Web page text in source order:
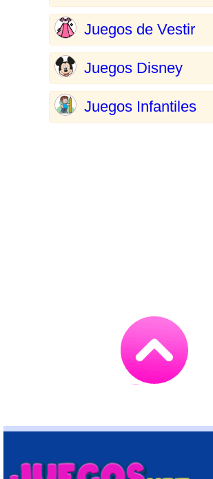
Juegos de Vestir
Juegos Disney
Juegos Infantiles